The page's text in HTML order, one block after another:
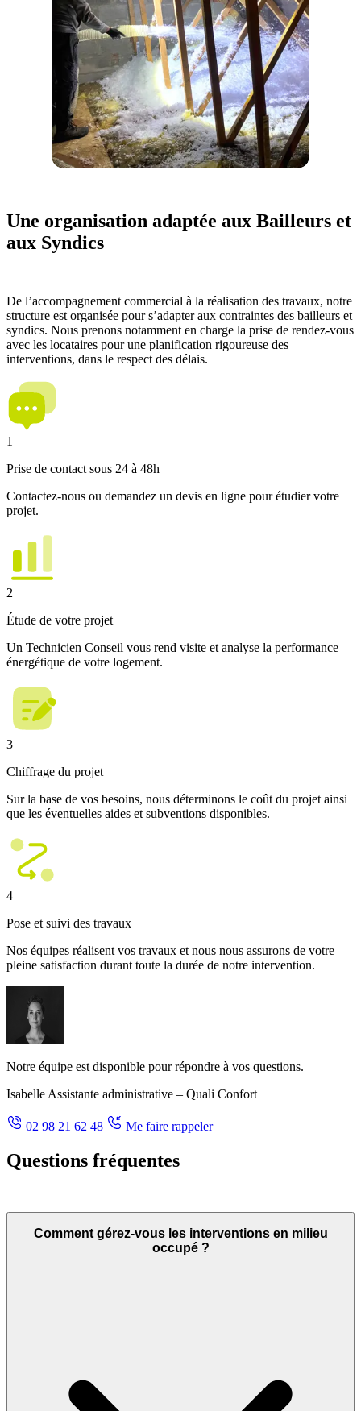
Une organisation adaptée aux Bailleurs et
aux Syndics
De l’accompagnement commercial à la réalisation des travaux, notre
structure est organisée pour s’adapter aux contraintes des bailleurs et
syndics. Nous prenons notamment en charge la prise de rendez-vous
avec les locataires pour une planification rigoureuse des
interventions, dans le respect des délais.
1
Prise de contact sous 24 à 48h
Contactez-nous ou demandez un devis en ligne pour étudier votre
projet.
2
Étude de votre projet
Un Technicien Conseil vous rend visite et analyse la performance
énergétique de votre logement.
3
Chiffrage du projet
Sur la base de vos besoins, nous déterminons le coût du projet ainsi
que les éventuelles aides et subventions disponibles.
4
Pose et suivi des travaux
Nos équipes réalisent vos travaux et nous nous assurons de votre
pleine satisfaction durant toute la durée de notre intervention.
Notre équipe est disponible pour répondre à vos questions.
Isabelle Assistante administrative – Quali Confort
02 98 21 62 48 Me faire rappeler
Questions fréquentes
Comment gérez-vous les interventions en milieu
occupé ?